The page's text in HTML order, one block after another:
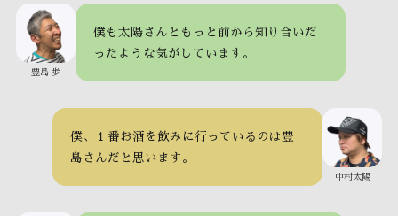
豊島 歩
僕も太陽さんともっと前から知り合いだ
ったような気がしています。
中村太陽
僕、１番お酒を飲みに行っているのは豊
島さんだと思います。